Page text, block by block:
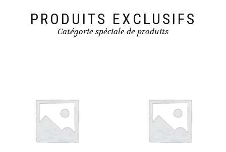
PRODUITS EXCLUSIFS
Catégorie spéciale de produits